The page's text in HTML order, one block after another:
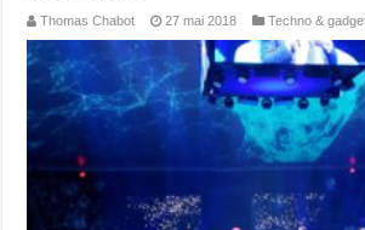
Thomas Chabot 27 mai 2018 Techno &